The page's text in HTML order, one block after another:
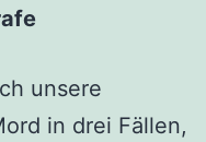
unsere
in drei Fällen,